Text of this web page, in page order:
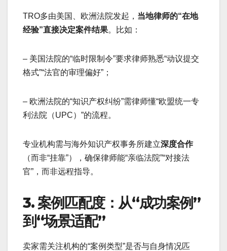
TRO多由美国、欧洲法院发起， 当地律师的“在地
经验”直接决定案件结果。比如：
– 美国法院的“临时限制令”要求律师熟悉“动议提交
格式”“法官的审理偏好”；
– 欧洲法院的“知识产权纠纷”需律师懂“欧盟统一专
利法院（UPC）”的流程。
专业机构需与海外知识产权事务所建立深度合作
（而非“挂靠”），确保律师能“亲临法院”“对接法
官”，而非远程指导。
3. 案例匹配度：从“成功案例”
到“场景适配”
卖家需关注机构的“案例类型”是否与自身情况匹